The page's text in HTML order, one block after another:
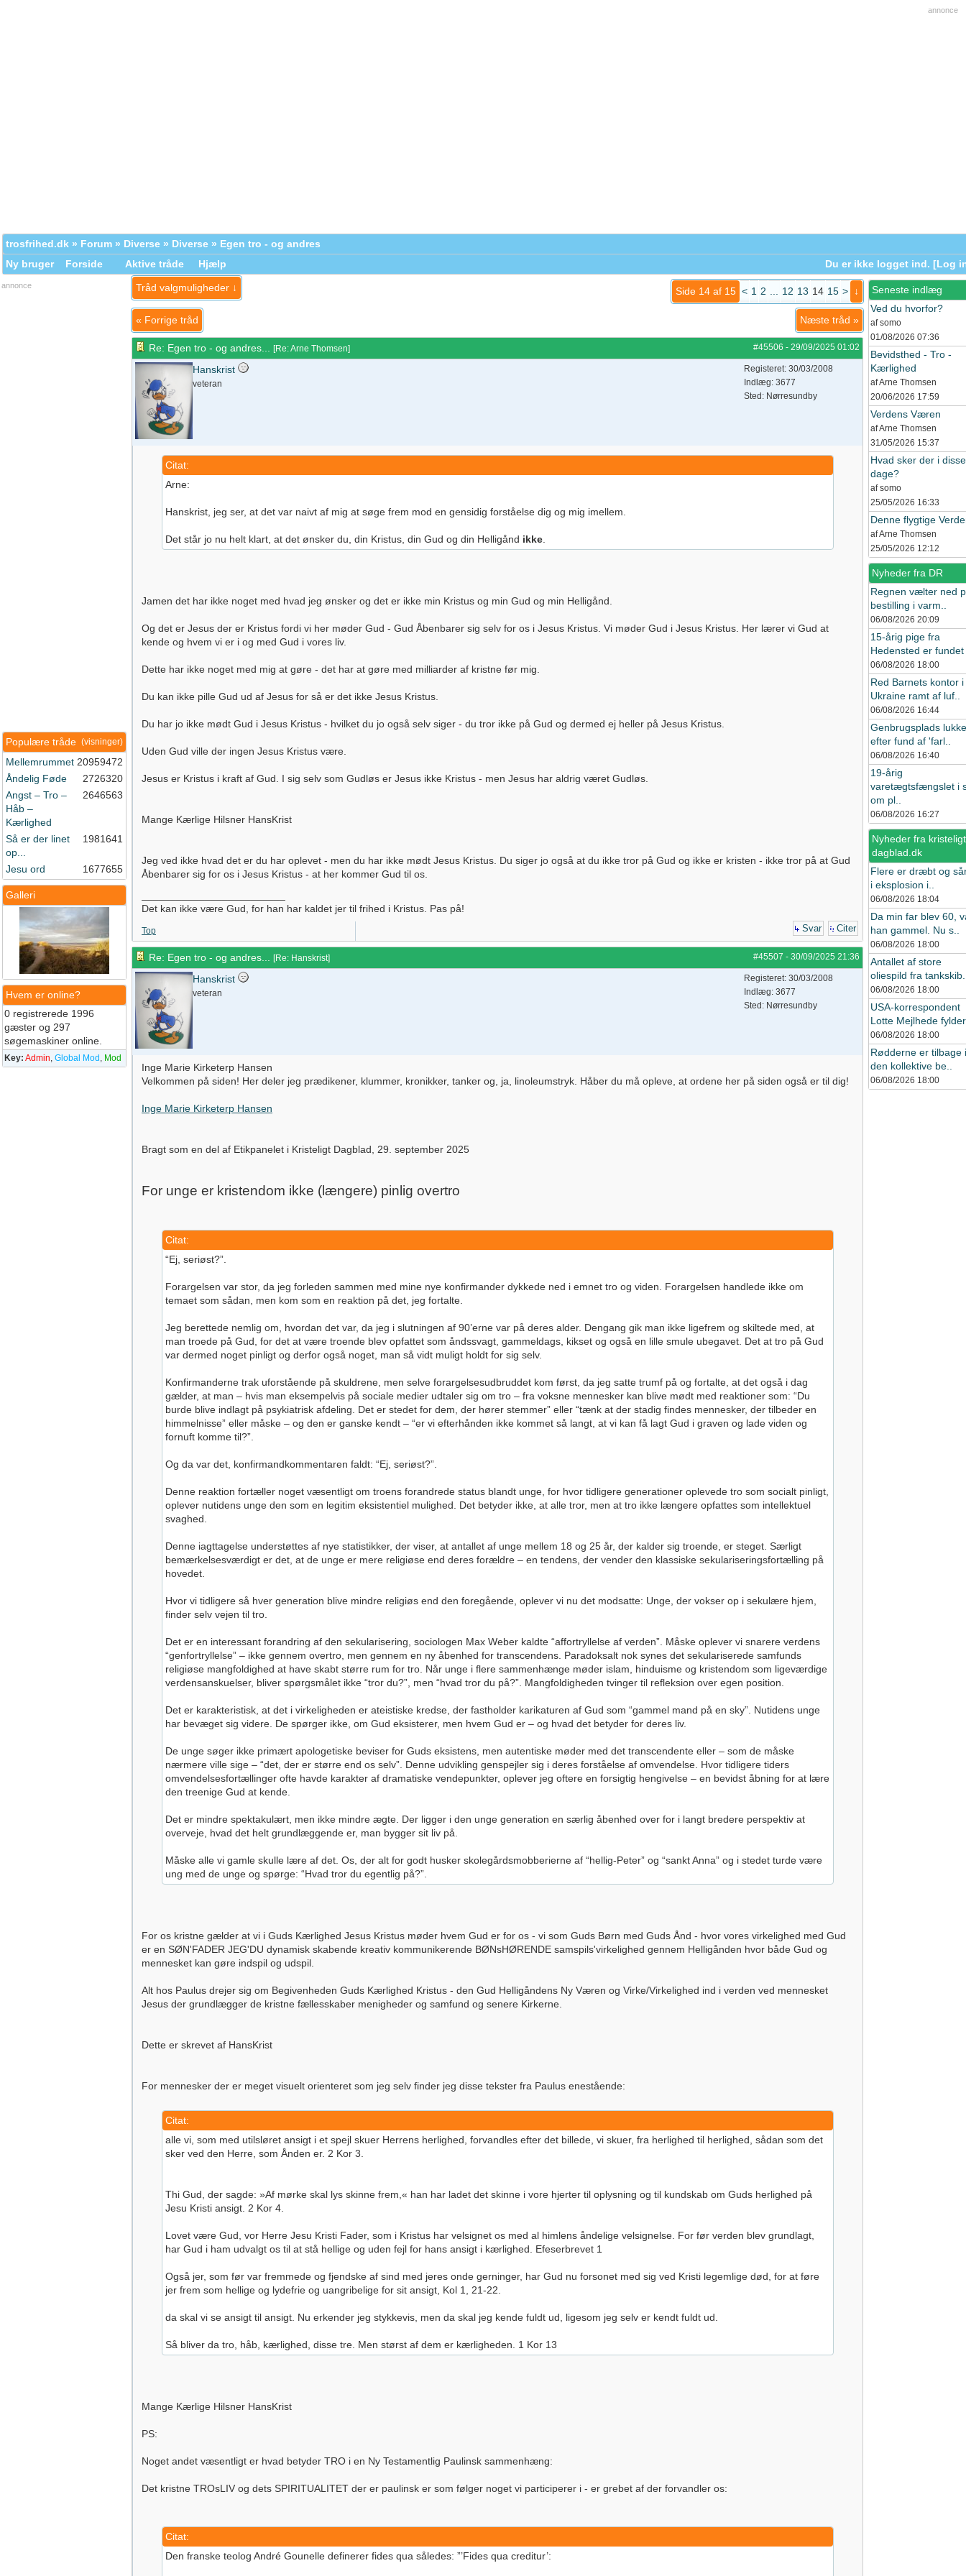
annonce
trosfrihed.dk » Forum » Diverse » Diverse » Egen tro - og andres
Ny bruger
Forside Aktive tråde Hjælp Du er ikke logget ind. [Log
annonce
(visninger)
Populære tråde
Mellemrummet 20959472
Åndelig Føde
2726320
Angst – Tro –
Håb –
Kærlighed
2646563
Så er der linet
op...
1981641
Jesu ord 1677655
Galleri
Hvem er online?
0 registrerede 1996
gæster og 297
søgemaskiner online.
Key: Admin, Global Mod , Mod
Side 14 af 15 < 1 2 12 13 14 15 > ↓
Tråd valgmuligheder ↓
« Forrige tråd Næste tråd »
#45506 - 29/09/2025 01:02
Re: Egen tro - og andres... [Re: Arne Thomsen]
Hanskrist
veteran
Registeret: 30/03/2008
Indlæg: 3677
Sted: Nørresundby
Citat:
Arne:
Hanskrist, jeg ser, at det var naivt af mig at søge frem mod en gensidig forståelse dig og mig imellem.
Det står jo nu helt klart, at det ønsker du, din Kristus, din Gud og din Helligånd ikke
Jamen det har ikke noget med hvad jeg ønsker og det er ikke min Kristus og min Gud og min Helligånd.
Og det er Jesus der er Kristus fordi vi her møder Gud - Gud Åbenbarer sig selv for os i Jesus Kristus. Vi møder Gud i Jesus Kristus. Her lærer vi Gud at
kende og hvem vi er i og med Gud i vores liv.
Dette har ikke noget med mig at gøre - det har at gøre med milliarder af kristne før mig.
Du kan ikke pille Gud ud af Jesus for så er det ikke Jesus Kristus.
Du har jo ikke mødt Gud i Jesus Kristus - hvilket du jo også selv siger - du tror ikke på Gud og dermed ej heller på Jesus Kristus.
Uden Gud ville der ingen Jesus Kristus være.
Jesus er Kristus i kraft af Gud. I sig selv som Gudløs er Jesus ikke Kristus - men Jesus har aldrig været Gudløs.
Mange Kærlige Hilsner HansKrist
Jeg ved ikke hvad det er du har oplevet - men du har ikke mødt Jesus Kristus. Du siger jo også at du ikke tror på Gud og ikke er kristen - ikke tror på at Gud
Åbenbarer sig for os i Jesus Kristus - at her kommer Gud til os.
Det kan ikke være Gud, for han har kaldet jer til frihed i Kristus. Pas på!
Top Svar Citer
#45507 - 30/09/2025 21:36
Re: Egen tro - og andres... [Re: Hanskrist]
Hanskrist
veteran
Registeret: 30/03/2008
Indlæg: 3677
Sted: Nørresundby
Inge Marie Kirketerp Hansen
Velkommen på siden! Her deler jeg prædikener, klummer, kronikker, tanker og, ja, linoleumstryk. Håber du må opleve, at ordene her på siden også er til dig!
Inge Marie Kirketerp Hansen
Bragt som en del af Etikpanelet i Kristeligt Dagblad, 29. september 2025
For unge er kristendom ikke (længere) pinlig overtro
Citat:
“Ej, seriøst?”.
Forargelsen var stor, da jeg forleden sammen med mine nye konfirmander dykkede ned i emnet tro og viden. Forargelsen handlede ikke om
temaet som sådan, men kom som en reaktion på det, jeg fortalte.
Jeg berettede nemlig om, hvordan det var, da jeg i slutningen af 90’erne var på deres alder. Dengang gik man ikke ligefrem og skiltede med, at
man troede på Gud, for det at være troende blev opfattet som åndssvagt, gammeldags, kikset og også en lille smule ubegavet. Det at tro på Gud
var dermed noget pinligt og derfor også noget, man så vidt muligt holdt for sig selv.
Konfirmanderne trak uforstående på skuldrene, men selve forargelsesudbruddet kom først, da jeg satte trumf på og fortalte, at det også i dag
gælder, at man – hvis man eksempelvis på sociale medier udtaler sig om tro – fra voksne mennesker kan blive mødt med reaktioner som: “Du
burde blive indlagt på psykiatrisk afdeling. Det er stedet for dem, der hører stemmer” eller “tænk at der stadig findes mennesker, der tilbeder en
himmelnisse” eller måske – og den er ganske kendt – “er vi efterhånden ikke kommet så langt, at vi kan få lagt Gud i graven og lade viden og
fornuft komme til?”.
Og da var det, konfirmandkommentaren faldt: “Ej, seriøst?”.
Denne reaktion fortæller noget væsentligt om troens forandrede status blandt unge, for hvor tidligere generationer oplevede tro som socialt pinligt,
oplever nutidens unge den som en legitim eksistentiel mulighed. Det betyder ikke, at alle tror, men at tro ikke længere opfattes som intellektuel
svaghed.
Denne iagttagelse understøttes af nye statistikker, der viser, at antallet af unge mellem 18 og 25 år, der kalder sig troende, er steget. Særligt
bemærkelsesværdigt er det, at de unge er mere religiøse end deres forældre – en tendens, der vender den klassiske sekulariseringsfortælling på
hovedet.
Hvor vi tidligere så hver generation blive mindre religiøs end den foregående, oplever vi nu det modsatte: Unge, der vokser op i sekulære hjem,
finder selv vejen til tro.
Det er en interessant forandring af den sekularisering, sociologen Max Weber kaldte “affortryllelse af verden”. Måske oplever vi snarere verdens
“genfortryllelse” – ikke gennem overtro, men gennem en ny åbenhed for transcendens. Paradoksalt nok synes det sekulariserede samfunds
religiøse mangfoldighed at have skabt større rum for tro. Når unge i flere sammenhænge møder islam, hinduisme og kristendom som ligeværdige
verdensanskuelser, bliver spørgsmålet ikke “tror du?”, men “hvad tror du på?”. Mangfoldigheden tvinger til refleksion over egen position.
Det er karakteristisk, at det i virkeligheden er ateistiske kredse, der fastholder karikaturen af Gud som “gammel mand på en sky”. Nutidens unge
har bevæget sig videre. De spørger ikke, om Gud eksisterer, men hvem Gud er – og hvad det betyder for deres liv.
De unge søger ikke primært apologetiske beviser for Guds eksistens, men autentiske møder med det transcendente eller – som de måske
nærmere ville sige – “det, der er større end os selv”. Denne udvikling genspejler sig i deres forståelse af omvendelse. Hvor tidligere tiders
omvendelsesfortællinger ofte havde karakter af dramatiske vendepunkter, oplever jeg oftere en forsigtig hengivelse – en bevidst åbning for at lære
den treenige Gud at kende.
Det er mindre spektakulært, men ikke mindre ægte. Der ligger i den unge generation en særlig åbenhed over for i langt bredere perspektiv at
overveje, hvad det helt grundlæggende er, man bygger sit liv på.
Måske alle vi gamle skulle lære af det. Os, der alt for godt husker skolegårdsmobberierne af “hellig-Peter” og “sankt Anna” og i stedet turde være
ung med de unge og spørge: “Hvad tror du egentlig på?”.
For os kristne gælder at vi i Guds Kærlighed Jesus Kristus møder hvem Gud er for os - vi som Guds Børn med Guds Ånd - hvor vores virkelighed med Gud
er en SØN'FADER JEG'DU dynamisk skabende kreativ kommunikerende BØNsHØRENDE samspils'virkelighed gennem Helligånden hvor både Gud og
mennesket kan gøre indspil og udspil.
Alt hos Paulus drejer sig om Begivenheden Guds Kærlighed Kristus - den Gud Helligåndens Ny Væren og Virke/Virkelighed ind i verden ved mennesket
Jesus der grundlægger de kristne fællesskaber menigheder og samfund og senere Kirkerne.
Dette er skrevet af HansKrist
For mennesker der er meget visuelt orienteret som jeg selv finder jeg disse tekster fra Paulus enestående:
Citat:
alle vi, som med utilsløret ansigt i et spejl skuer Herrens herlighed, forvandles efter det billede, vi skuer, fra herlighed til herlighed, sådan som det
sker ved den Herre, som Ånden er. 2 Kor 3.
Thi Gud, der sagde: »Af mørke skal lys skinne frem,« han har ladet det skinne i vore hjerter til oplysning og til kundskab om Guds herlighed på
Jesu Kristi ansigt. 2 Kor 4.
Lovet være Gud, vor Herre Jesu Kristi Fader, som i Kristus har velsignet os med al himlens åndelige velsignelse. For før verden blev grundlagt,
har Gud i ham udvalgt os til at stå hellige og uden fejl for hans ansigt i kærlighed. Efeserbrevet 1
Også jer, som før var fremmede og fjendske af sind med jeres onde gerninger, har Gud nu forsonet med sig ved Kristi legemlige død, for at føre
jer frem som hellige og lydefrie og uangribelige for sit ansigt, Kol 1, 21-22.
da skal vi se ansigt til ansigt. Nu erkender jeg stykkevis, men da skal jeg kende fuldt ud, ligesom jeg selv er kendt fuldt ud.
Så bliver da tro, håb, kærlighed, disse tre. Men størst af dem er kærligheden. 1 Kor 13
Mange Kærlige Hilsner HansKrist
PS:
Noget andet væsentligt er hvad betyder TRO i en Ny Testamentlig Paulinsk sammenhæng:
Det kristne TROsLIV og dets SPIRITUALITET der er paulinsk er som følger noget vi participerer i - er grebet af der forvandler os:
Citat:
Den franske teolog André Gounelle definerer fides qua således: ”’Fides qua creditur’:
Seneste indlæg
Ved du hvorfor?
af somo
01/08/2026 07:36
Bevidsthed - Tro -
Kærlighed
af Arne Thomsen
20/06/2026 17:59
Verdens Væren
af Arne Thomsen
31/05/2026 15:37
Hvad sker der i disse
dage?
af somo
25/05/2026 16:33
Denne flygtige
af Arne Thomsen
25/05/2026 12:12
Nyheder fra DR
Regnen vælter ned
bestilling i varm..
06/08/2026 20:09
15-årig pige fra
Hedensted er fundet
06/08/2026 18:00
Red Barnets kontor i
Ukraine ramt af luf..
06/08/2026 16:44
Genbrugsplads
efter fund af 'farl..
06/08/2026 16:40
19-årig
varetægtsfængslet i
om pl..
06/08/2026 16:27
Nyheder fra
dagblad.dk
Flere er dræbt og
i eksplosion i..
06/08/2026 18:04
Da min far blev 60,
han gammel. Nu s..
06/08/2026 18:00
Antallet af store
oliespild fra
06/08/2026 18:00
USA-korrespondent
Lotte Mejlhede
06/08/2026 18:00
Rødderne er tilbage i
den kollektive be..
06/08/2026 18:00